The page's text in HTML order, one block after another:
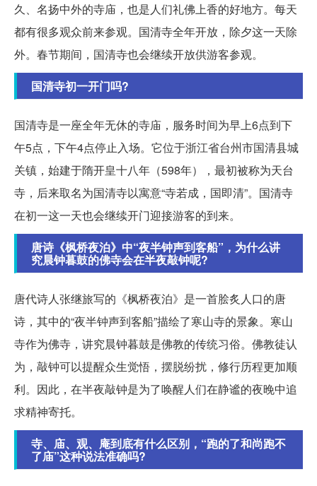
久、名扬中外的寺庙，也是人们礼佛上香的好地方。每天
都有很多观众前来参观。国清寺全年开放，除夕这一天除
外。春节期间，国清寺也会继续开放供游客参观。
国清寺初一开门吗?
国清寺是一座全年无休的寺庙，服务时间为早上6点到下
午5点，下午4点停止入场。它位于浙江省台州市国清县城
关镇，始建于隋开皇十八年（598年），最初被称为天台
寺，后来取名为国清寺以寓意“寺若成，国即清”。国清寺
在初一这一天也会继续开门迎接游客的到来。
唐诗《枫桥夜泊》中“夜半钟声到客船”，为什么讲
究晨钟暮鼓的佛寺会在半夜敲钟呢?
唐代诗人张继旅写的《枫桥夜泊》是一首脍炙人口的唐
诗，其中的“夜半钟声到客船”描绘了寒山寺的景象。寒山
寺作为佛寺，讲究晨钟暮鼓是佛教的传统习俗。佛教徒认
为，敲钟可以提醒众生觉悟，摆脱纷扰，修行历程更加顺
利。因此，在半夜敲钟是为了唤醒人们在静谧的夜晚中追
求精神寄托。
寺、庙、观、庵到底有什么区别，“跑的了和尚跑不
了庙”这种说法准确吗?